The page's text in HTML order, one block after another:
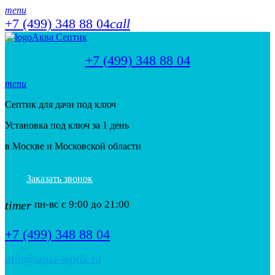
menu
+7 (499) 348 88 04call
Аква Септик
+7 (499) 348 88 04
menu
Септик для дачи под ключ
Установка под ключ за 1 день
в Москве и Московской области
Заказать звонок
timer пн-вс с 9:00 до 21:00
+7 (499) 348 88 04
info@aqua-septik.ru